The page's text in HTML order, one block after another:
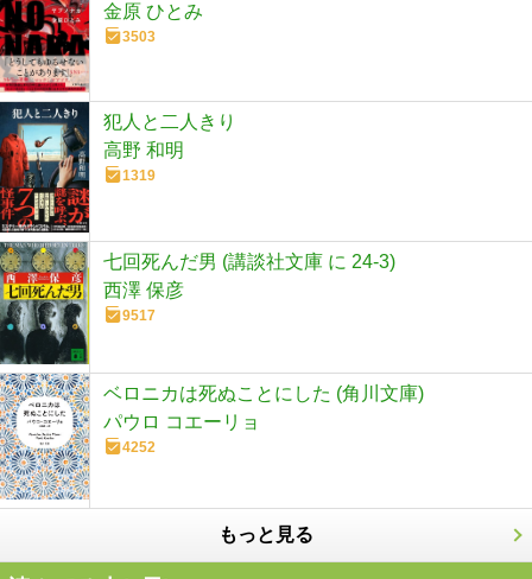
金原 ひとみ
3503
犯人と二人きり
高野 和明
1319
七回死んだ男 (講談社文庫 に 24-3)
西澤 保彦
9517
ベロニカは死ぬことにした (角川文庫)
パウロ コエーリョ
4252
もっと見る